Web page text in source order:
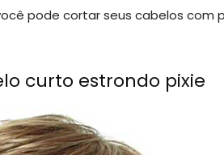
pode cortar seus cabelos com
curto estrondo pixie